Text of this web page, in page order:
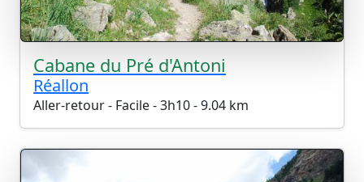
Cabane du Pré d'Antoni
Réallon
Aller-retour - Facile - 3h10 - 9.04 km